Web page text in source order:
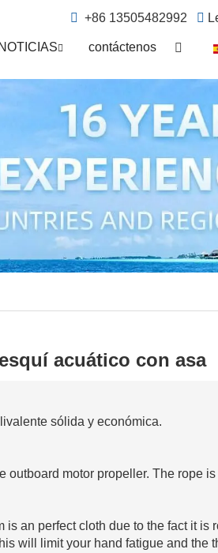
+86 13505482992
NOTICIAS contáctenos
acuático con asa
sólida y económica.
motor propeller. The rope
an perfect cloth due to the fact it is
will limit your hand fatigue and the